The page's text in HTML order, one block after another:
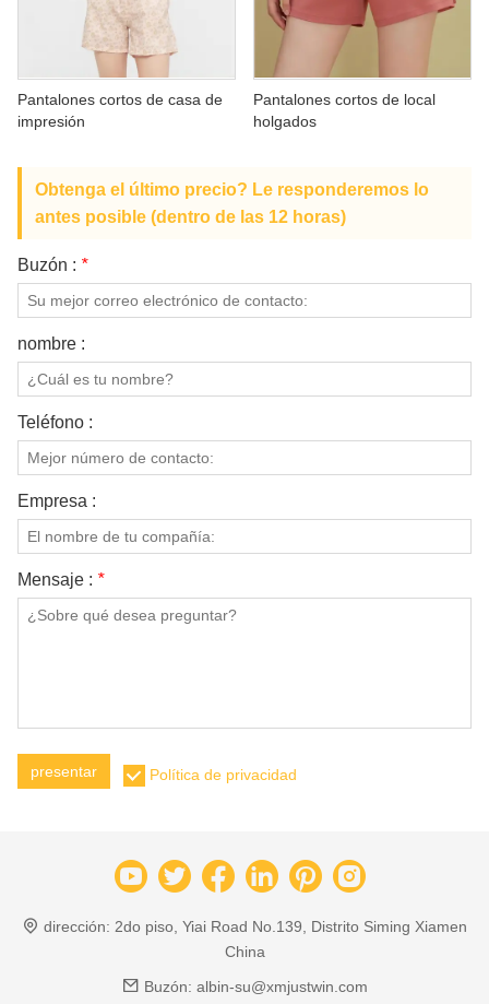
SOBRE NOSOTROS
Pantalones cortos de casa de
impresión
Pantalones cortos de local
holgados
Obtenga el último precio? Le responderemos lo
antes posible (dentro de las 12 horas)
Buzón : *
nombre :
Teléfono :
Empresa :
Mensaje : *
presentar Política de privacidad
dirección: 2do piso, Yiai Road No.139, Distrito Siming Xiamen
China
Buzón: albin-su@xmjustwin.com